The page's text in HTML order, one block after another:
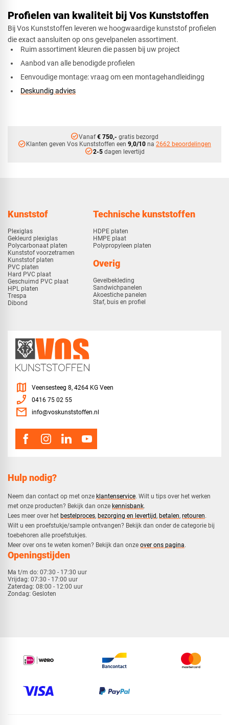
Profielen van kwaliteit bij Vos Kunststoffen
Bij Vos Kunststoffen leveren we hoogwaardige kunststof profielen
die exact aansluiten op ons gevelpanelen assortiment.
Ruim assortiment kleuren die passen bij uw project
Aanbod van alle benodigde profielen
Eenvoudige montage: vraag om een montagehandleidingg
Deskundig advies
check_circleVanaf€ 750,- gratis bezorgd
check_circleKlanten geven Vos Kunststoffen een 9,0/10 na 2662 beoordelingen
check_circle2-5dagen levertijd
Kunststof
Plexiglas
Gekleurd plexiglas
Polycarbonaat platen
Kunststof voorzetramen
Kunststof platen
PVC platen
Hard PVC plaat
Geschuimd PVC plaat
HPL platen
Trespa
Dibond
Technische kunststoffen
HDPE platen
HMPE plaat
Polypropyleen platen
Overig
Gevelbekleding
Sandwichpanelen
Akoestiche panelen
Staf, buis en profiel
Hulp nodig?
Neem dan contact op met onze klantenservice. Wilt u tips over het werken
met onze producten? Bekijk dan onze kennisbank.
​Lees meer over het bestelproces, bezorging en levertijd, betalen, retouren.​
​Wilt u een proefstukje/sample ontvangen? Bekijk dan onder de categorie bij
toebehoren alle proefstukjes.
​​Meer over ons te weten komen? Bekijk dan onze over ons pagina.
Openingstijden
Ma t/m do: 07:30 - 17:30 uur
Vrijdag: 07:30 - 17:00 uur
Zaterdag: 08:00 - 12:00 uur
Zondag: Gesloten
map Veensesteeg 8, 4264 KG Veen
phone_enabled 0416 75 02 55
mail info@voskunststoffen.nl